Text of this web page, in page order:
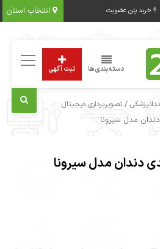
انتخاب استان خرید پلن عضویت
دسته‌بندی‌ها ثبت آگهی
/تصویربرداری دیجیتال
مدل سیرونا
دندان مدل سیرونا